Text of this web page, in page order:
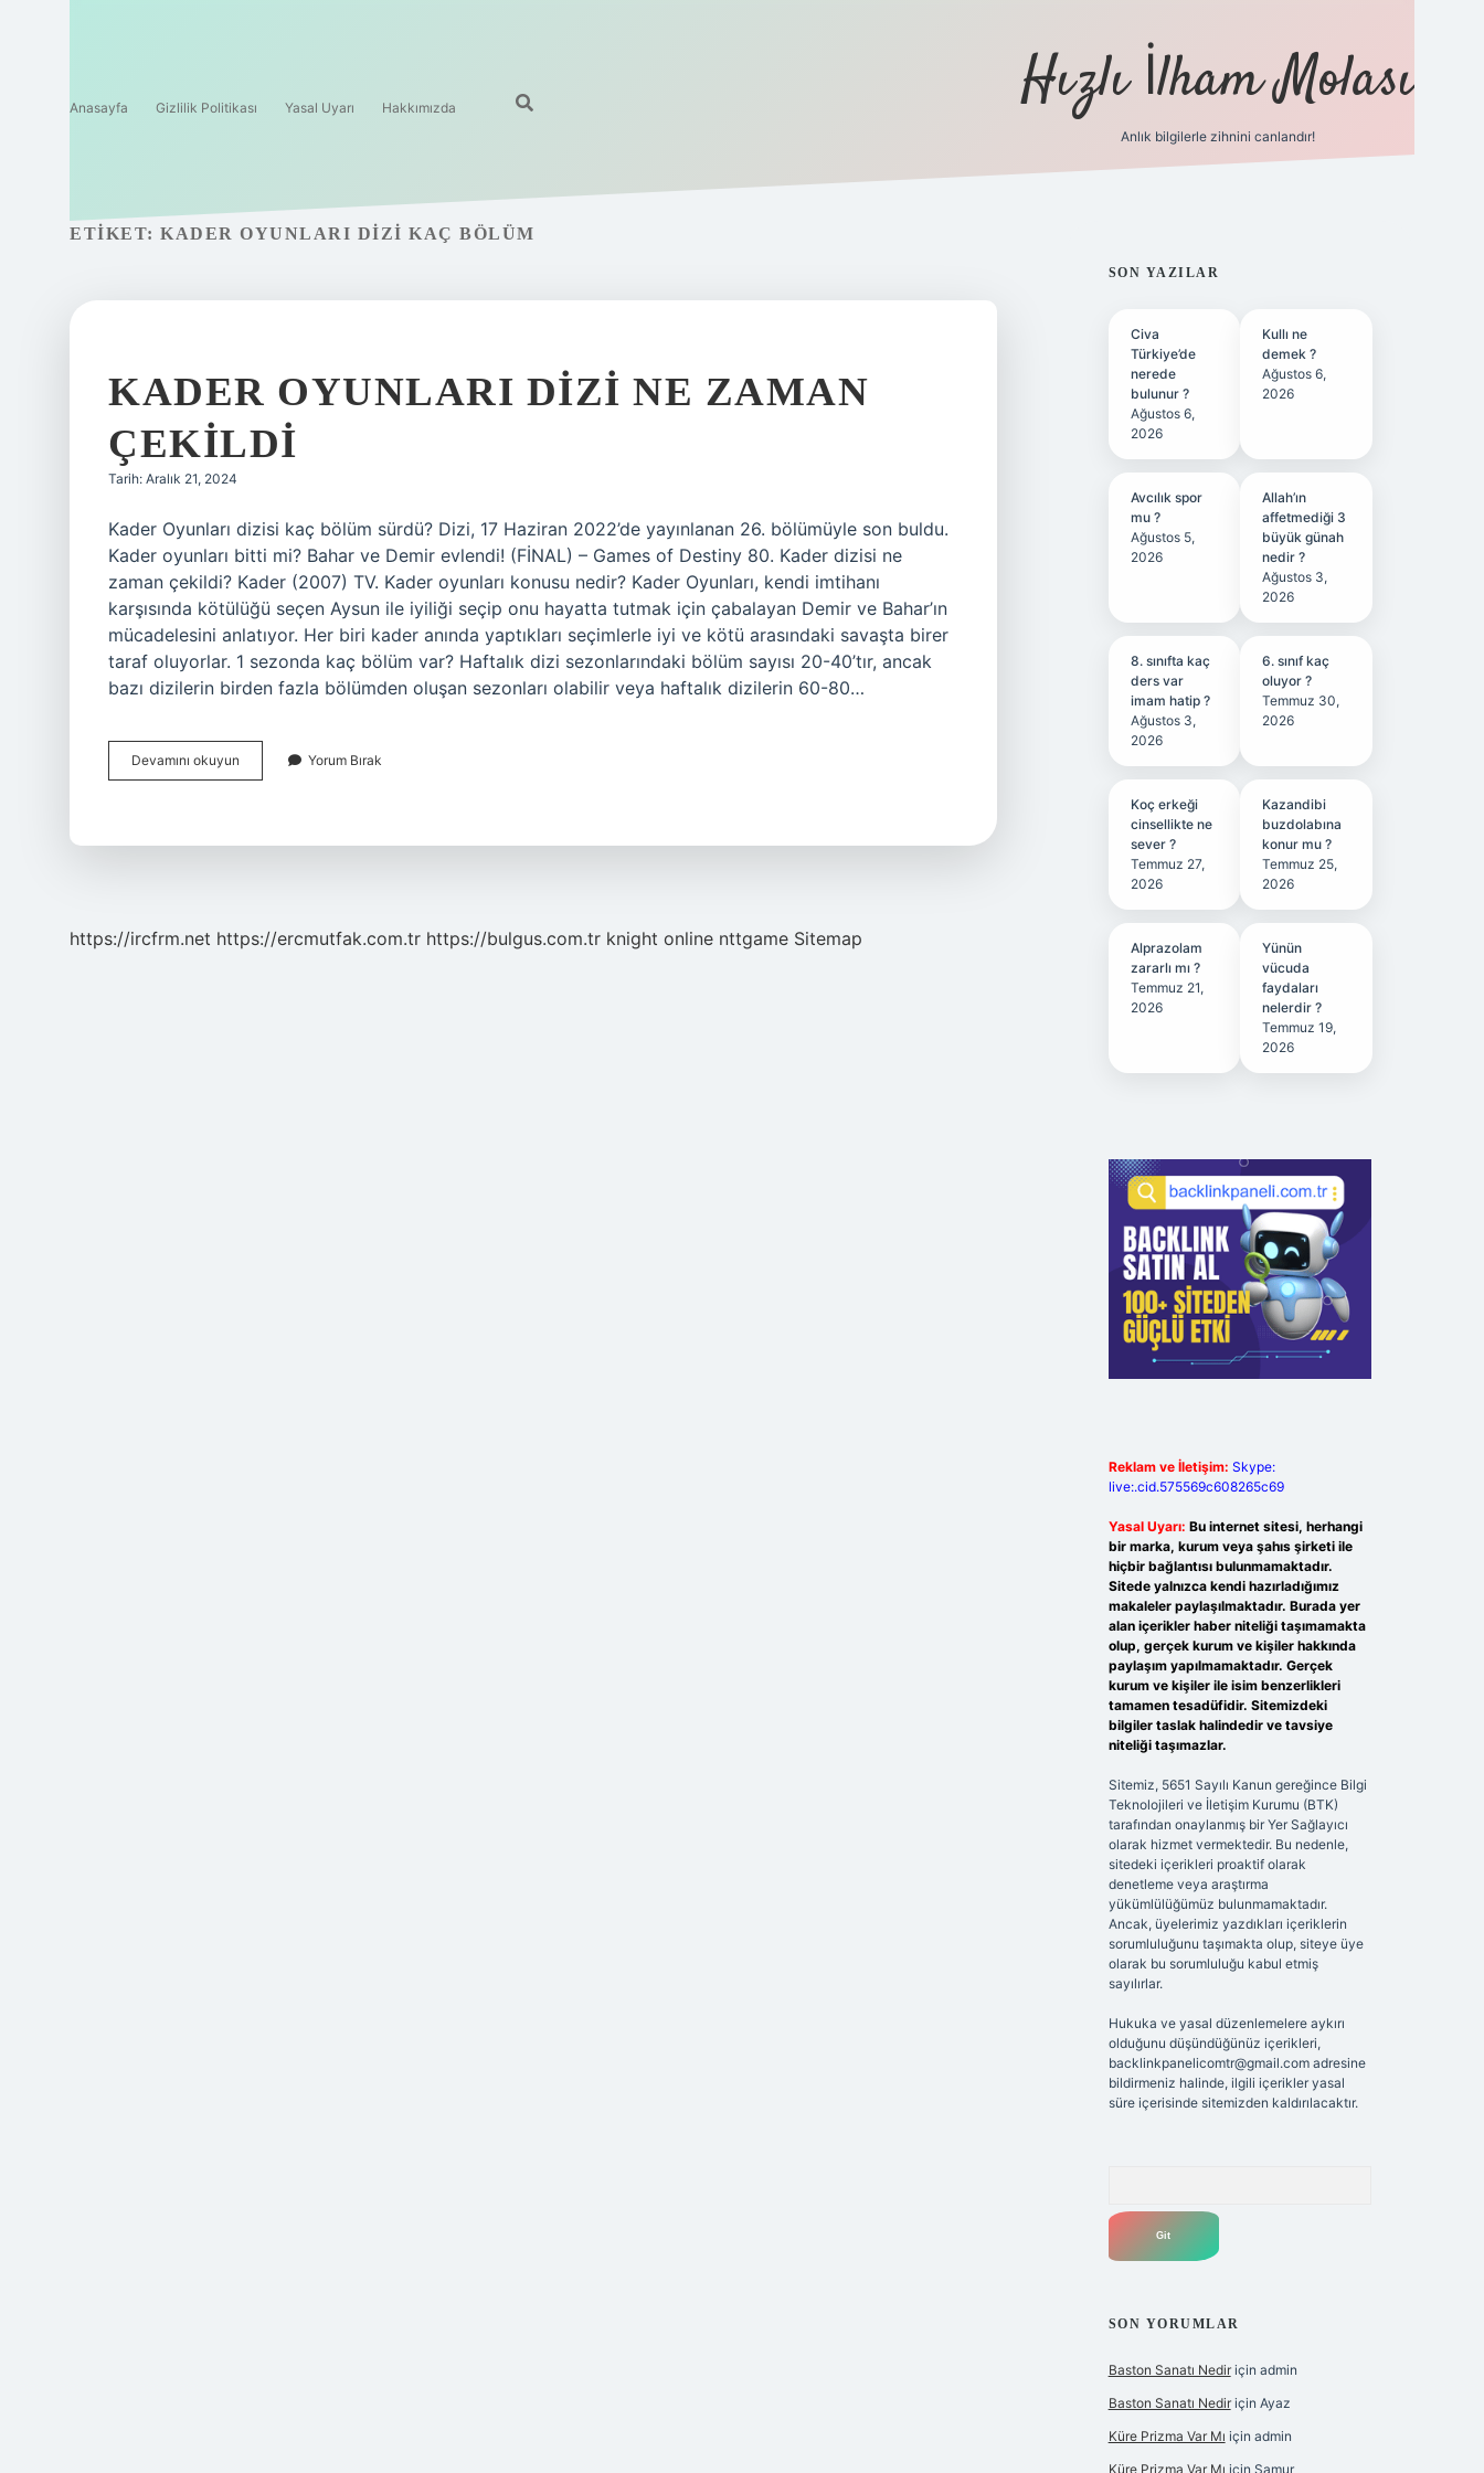
Anasayfa Gizlilik Politikası Yasal Uyarı Hakkımızda Hızlı İlham Molası
Anlık bilgilerle zihnini canlandır!
ETIKET: KADER OYUNLARI DIZI KAÇ BÖLÜM
KADER OYUNLARI DIZI NE ZAMAN
ÇEKILDI
Tarih: Aralık 21, 2024
Kader Oyunları dizisi kaç bölüm sürdü? Dizi, 17 Haziran 2022’de yayınlanan 26. bölümüyle son buldu.
Kader oyunları bitti mi? Bahar ve Demir evlendi! (FİNAL) – Games of Destiny 80. Kader dizisi ne
zaman çekildi? Kader (2007) TV. Kader oyunları konusu nedir? Kader Oyunları, kendi imtihanı
karşısında kötülüğü seçen Aysun ile iyiliği seçip onu hayatta tutmak için çabalayan Demir ve Bahar’ın
mücadelesini anlatıyor. Her biri kader anında yaptıkları seçimlerle iyi ve kötü arasındaki savaşta birer
taraf oluyorlar. 1 sezonda kaç bölüm var? Haftalık dizi sezonlarındaki bölüm sayısı 20-40’tır, ancak
bazı dizilerin birden fazla bölümden oluşan sezonları olabilir veya haftalık dizilerin 60-80…
Devamını okuyun
Oyunları
Yorum Bırak
https://ircfrm.net https://ercmutfak.com.tr https://bulgus.com.tr knight online nttgame Sitemap
SIDEBAR
SON YAZILAR
Civa
Türkiye’de
nerede
bulunur ?
Ağustos 6,
2026
Kullı ne
demek ?
Ağustos 6,
2026
Avcılık spor
mu ?
Ağustos 5,
2026
Allah’ın
affetmediği 3
büyük günah
nedir ?
Ağustos 3,
2026
8. sınıfta kaç
ders var
imam hatip ?
Ağustos 3,
2026
6. sınıf kaç
oluyor ?
Temmuz 30,
2026
Koç erkeği
cinsellikte ne
sever ?
Temmuz 27,
2026
Kazandibi
buzdolabına
konur mu ?
Temmuz 25,
2026
Alprazolam
zararlı mı ?
Temmuz 21,
2026
Yünün
vücuda
faydaları
nelerdir ?
Temmuz 19,
2026
Reklam ve İletişim: Skype:
live:.cid.575569c608265c69
Yasal Uyarı: Bu internet sitesi, herhangi
bir marka, kurum veya şahıs şirketi ile
hiçbir bağlantısı bulunmamaktadır.
Sitede yalnızca kendi hazırladığımız
makaleler paylaşılmaktadır. Burada yer
alan içerikler haber niteliği taşımamakta
olup, gerçek kurum ve kişiler hakkında
paylaşım yapılmamaktadır. Gerçek
kurum ve kişiler ile isim benzerlikleri
tamamen tesadüfidir. Sitemizdeki
bilgiler taslak halindedir ve tavsiye
niteliği taşımazlar.
Sitemiz, 5651 Sayılı Kanun gereğince Bilgi
Teknolojileri ve İletişim Kurumu (BTK)
tarafından onaylanmış bir Yer Sağlayıcı
olarak hizmet vermektedir. Bu nedenle,
sitedeki içerikleri proaktif olarak
denetleme veya araştırma
yükümlülüğümüz bulunmamaktadır.
Ancak, üyelerimiz yazdıkları içeriklerin
sorumluluğunu taşımakta olup, siteye üye
olarak bu sorumluluğu kabul etmiş
sayılırlar.
Hukuka ve yasal düzenlemelere aykırı
olduğunu düşündüğünüz içerikleri,
backlinkpanelicomtr@gmail.comadresine
bildirmeniz halinde, ilgili içerikler yasal
süre içerisinde sitemizden kaldırılacaktır.
SON YORUMLAR
Baston Sanatı Nediriçin admin
Baston Sanatı Nediriçin Ayaz
Küre Prizma Var Mı için admin
Küre Prizma Var Mı için Samur